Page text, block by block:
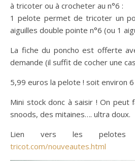
à tricoter ou à crocheter au n°6 :
1 pelote permet de tricoter un
aiguilles double pointe n°6 (ou 1
La fiche du poncho est offerte
demande (il suffit de cocher une
5,99 euros la pelote ! soit environ
Mini stock donc à saisir ! On peut
snoods, des mitaines…. ultra doux.
Lien vers les
tricot.com/nouveautes.html